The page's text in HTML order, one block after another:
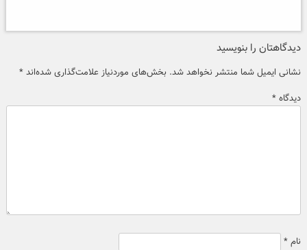
دیدگاهتان را بنویسید
نشانی ایمیل شما منتشر نخواهد شد. بخش‌های موردنیاز علامت‌گذاری شده‌اند *
دیدگاه *
نام *